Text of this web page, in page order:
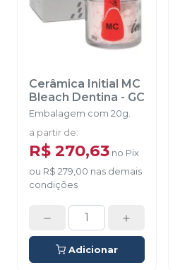
Cerâmica Initial MC
Bleach Dentina - GC
Embalagem com 20g.
a partir de:
R$ 270,63 no Pix
ou R$ 279,00 nas demais
condições
Adicionar